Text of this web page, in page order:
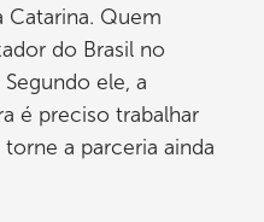
Catarina. Quem
do Brasil no
ele, a
é preciso trabalhar
a parceria ainda